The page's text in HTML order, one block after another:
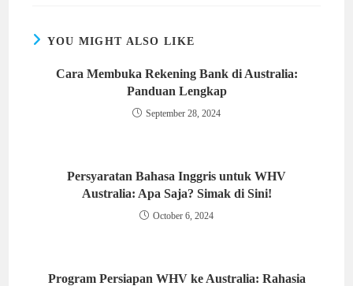
YOU MIGHT ALSO LIKE
Cara Membuka Rekening Bank di Australia:
Panduan Lengkap
September 28, 2024
Persyaratan Bahasa Inggris untuk WHV
Australia: Apa Saja? Simak di Sini!
October 6, 2024
Program Persiapan WHV ke Australia: Rahasia